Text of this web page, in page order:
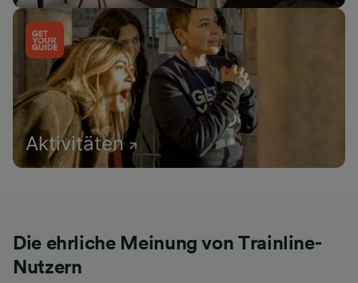
Aktivitäten
Die ehrliche Meinung von Trainline-
Nutzern